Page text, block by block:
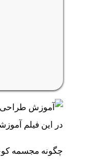
در این فیلم
چگونه مجسمه